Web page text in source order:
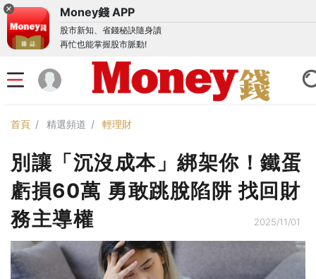
Money錢 APP
股市新知、省錢秘訣隨身讀
再忙也能掌握股市脈動!
首頁 精選頻道 輕理財
別讓「沉沒成本」綁架你！鐵蛋
虧損60萬 勇敢跳脫陷阱 找回財
務主導權
2025/11/01